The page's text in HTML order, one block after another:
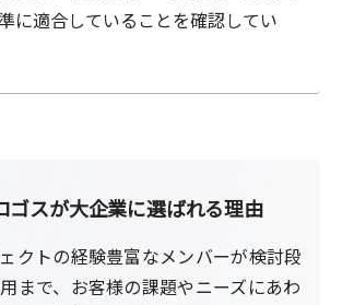
に適合していることを確認してい
ゴスが大企業に選ばれる理由
クトの経験豊富なメンバーが検討段
まで、お客様の課題やニーズにあわ